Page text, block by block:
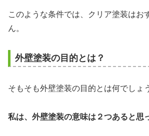
このような条件では、クリア塗装はお
ん。
外壁塗装の目的とは？
そもそも外壁塗装の目的とは何でしょ
私は、外壁塗装の意味は２つあると思